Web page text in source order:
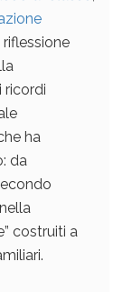
ricordi
ha
da
costruiti a